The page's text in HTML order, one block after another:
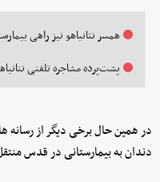
همسر نتانیاهو نیز راهی
پشت‌پرده مشاجره تلفنی
در همین حال برخی دیگر از رسانه
دندان به بیمارستانی در قدس